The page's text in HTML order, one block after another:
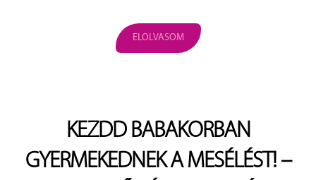
ELOLVASOM
KEZDD BABAKORBAN
GYERMEKEDNEK A MESÉLÉST! –